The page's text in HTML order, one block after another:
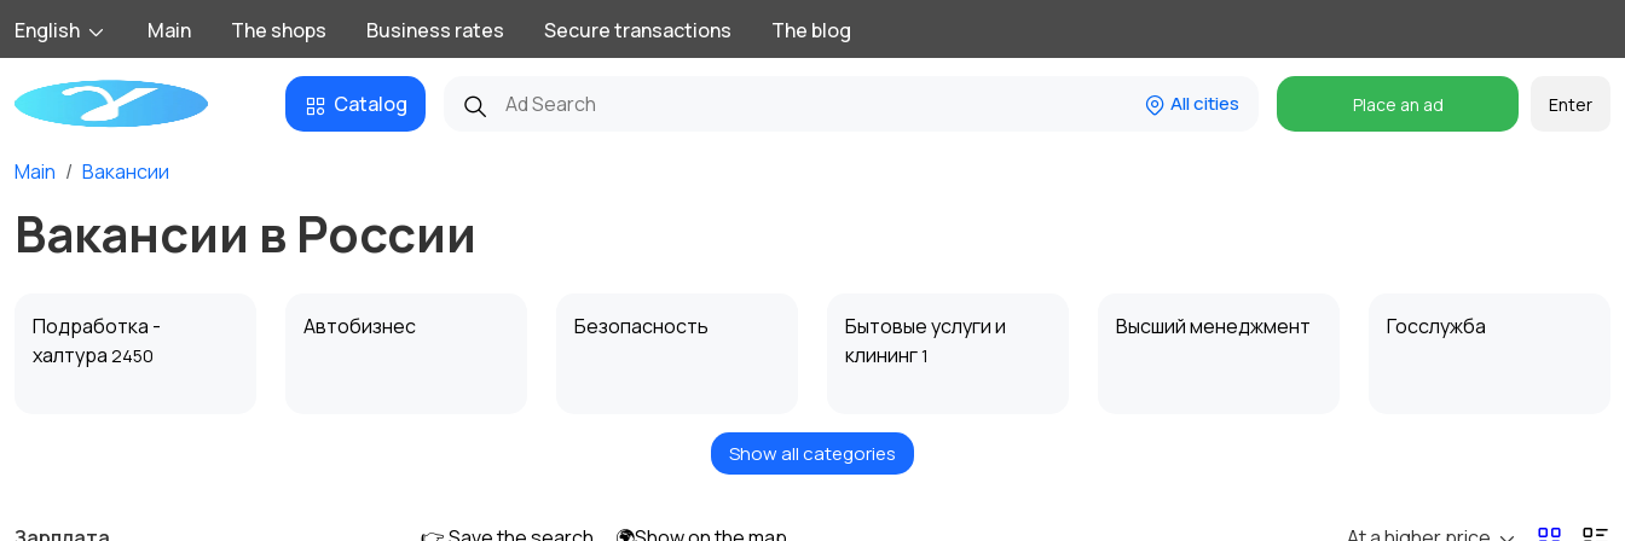
English Main The shops Business rates Secure transactions The blog
Catalog All cities Place an ad Enter
Main Вакансии
Вакансии в России
Подработка -
халтура 2450
Автобизнес Безопасность
Бытовые услуги и
клининг1
Высший менеджмент Госслужба
Издательства и СМИ
Информационные
Show all categories